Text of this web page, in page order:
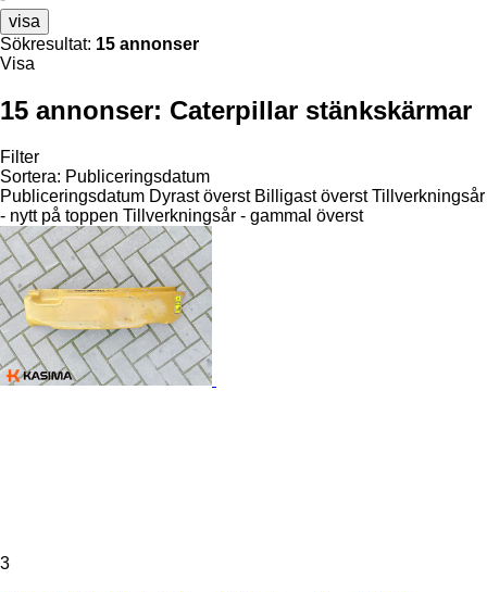
visa
Sökresultat: 15 annonser
Visa
15 annonser: Caterpillar stänkskärmar
Filter
Sortera: Publiceringsdatum
Publiceringsdatum Dyrast överst Billigast överst Tillverkningsår
- nytt på toppen Tillverkningsår - gammal överst
3